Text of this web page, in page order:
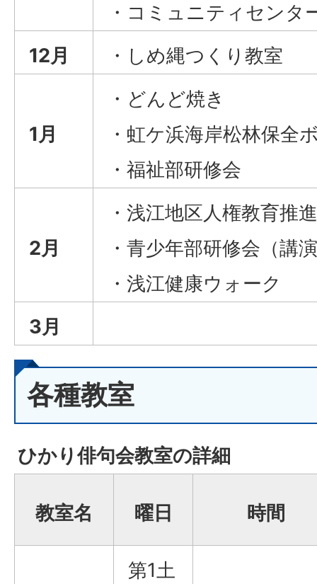
・コミュニティセンタ
12月
・しめ縄つくり教室
1月
・どんど焼き
・虹ケ浜海岸松林保全
・福祉部研修会
2月
・浅江地区人権教育推
・青少年部研修会（講
・浅江健康ウォーク
3月
各種教室
ひかり俳句会教室の詳細
教室名 曜日 時間
第1土